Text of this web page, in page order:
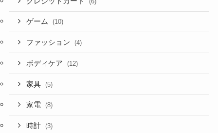
ゲーム (10)
ファッション (4)
ボディケア (12)
家具 (5)
家電 (8)
時計 (3)